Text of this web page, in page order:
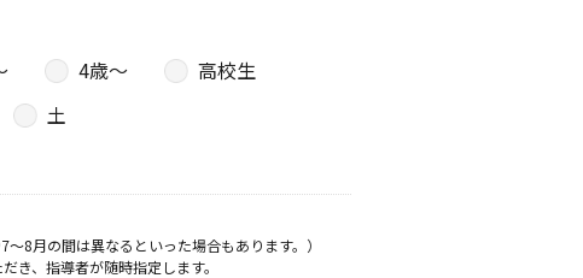
4歳〜
高校生
土
8月の間は異なるといった場合もあります。）
、指導者が随時指定します。